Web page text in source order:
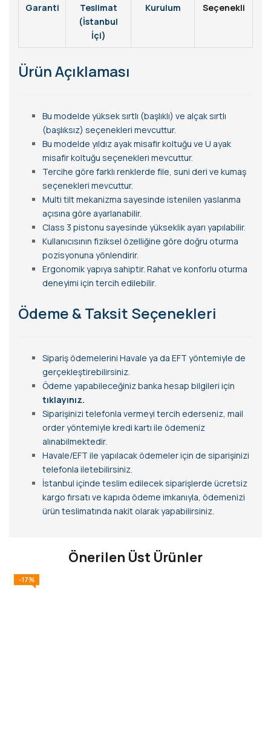
Garanti
Teslimat
(İstanbul
İçi)
Kurulum
Seçenekli
Ürün Açıklaması
Bu modelde yüksek sırtlı (başlıklı) ve alçak sırtlı
(başlıksız) seçenekleri mevcuttur.
Bu modelde yıldız ayak misafir koltuğu ve U ayak
misafir koltuğu seçenekleri mevcuttur.
Tercihe göre farklı renklerde file, suni deri ve kumaş
seçenekleri mevcuttur.
Multi tilt mekanizma sayesinde istenilen yaslanma
açısına göre ayarlanabilir.
Class 3 pistonu sayesinde yükseklik ayarı yapılabilir.
Kullanıcısının fiziksel özelliğine göre doğru oturma
pozisyonuna yönlendirir.
Ergonomik yapıya sahiptir. Rahat ve konforlu oturma
deneyimi için tercih edilebilir.
Ödeme & Taksit Seçenekleri
Sipariş ödemelerini Havale ya da EFT yöntemiyle de
gerçekleştirebilirsiniz.
Ödeme yapabileceğiniz banka hesap bilgileri için
tıklayınız.
Siparişinizi telefonla vermeyi tercih ederseniz, mail
order yöntemiyle kredi kartı ile ödemeniz
alınabilmektedir.
Havale/EFT ile yapılacak ödemeler için de siparişinizi
telefonla iletebilirsiniz.
İstanbul içinde teslim edilecek siparişlerde ücretsiz
kargo fırsatı ve kapıda ödeme imkanıyla, ödemenizi
ürün teslimatında nakit olarak yapabilirsiniz.
Önerilen Üst Ürünler
-17%